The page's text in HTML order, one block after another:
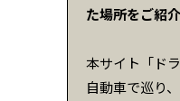
た場所をご紹介
本サイト「ド
自動車で巡り